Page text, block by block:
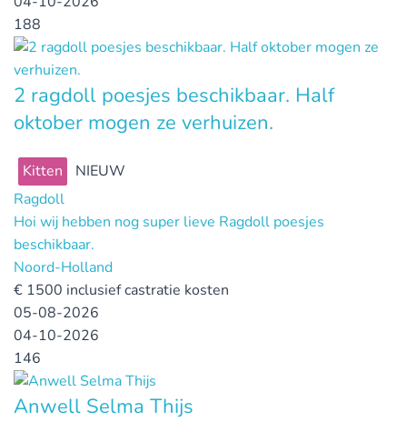
188
2 ragdoll poesjes beschikbaar. Half
oktober mogen ze verhuizen.
Kitten
NIEUW
Ragdoll
Hoi wij hebben nog super lieve Ragdoll poesjes
beschikbaar.
Noord-Holland
€ 1500 inclusief castratie kosten
05-08-2026
04-10-2026
146
Anwell Selma Thijs